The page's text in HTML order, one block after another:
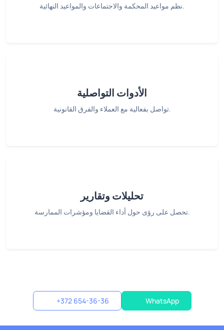
نظم مواعيد المحكمة والاجتماعات والمواعيد النهائية.
الأدوات التواصلية
تواصل بفعالية مع العملاء والفرق القانونية.
تحليلات وتقارير
تحصل على رؤى حول أداء القضايا ومؤشرات الممارسة.
+372 654-36-36 WhatsApp